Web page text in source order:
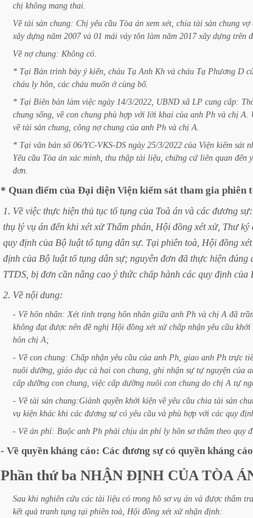
chị không mang thai.
Về tài sản chung: Chị yêu cầu Tòa án xem xét, chia tài sản chung vợ
xây dựng năm 2007 và 01 mái vảy tôn làm năm 2017 xây dựng trên
Về nợ chung: Không có.
* Tại Bản trình bày ý kiến, cháu Tạ Anh Kh và cháu Tạ Phương D
cháu ly hôn, các cháu muốn ở cùng bố.
* Tại Biên bản làm việc ngày 14/3/2022, UBND xã LP cung cấp:
chung sống, về con chung phù hợp với lời khai của anh Ph và chị A.
về tài sản chung, công nợ chung của anh Ph và chị A.
* Tại văn bản số 06/YC-VKS-DS ngày 25/3/2022 của Viện kiểm sát
Yêu cầu Tòa án xác minh, thu thập tài liệu, chứng cứ liên quan đến
đơn.
* Quan điểm của Đại diện Viện kiểm sát tham gia phiên
1. Về việc thực hiện thủ tục tố tụng của Toà án và các đương sự:
thụ lý vụ án đến khi xét xử Thẩm phán, Hội đồng xét xử, Thư ký
quy định của Bộ luật tố tụng dân sự. Tại phiên toà, Hội đồng xét
định của Bộ luật tố tụng dân sự; nguyên đơn đã thực hiện đúng
TTDS, bị đơn cần nâng cao ý thức chấp hành các quy định của
2. Về nội dung:
- Về hôn nhân: Xét tình trạng hôn nhân giữa anh Ph và chị A đã
không đạt được nên đề nghị Hội đồng xét xử chấp nhận yêu cầu khởi
hôn chị A;
- Về con chung: Chấp nhận yêu cầu của anh Ph, giao anh Ph trực
nuôi dưỡng, giáo dục cả hai con chung, ghi nhận sự tự nguyện của
cấp dưỡng con chung, việc cấp dưỡng nuôi con chung do chị A tự
- Về tài sản chung:Giành quyền khởi kiện về yêu cầu chia tài sản
vụ kiện khác khi các đương sự có yêu cầu và phù hợp với các quy
- Về án phí: Buộc anh Ph phải chịu án phí ly hôn sơ thẩm theo quy
- Về quyền kháng cáo: Các đương sự có quyền kháng cáo
Phần thứ ba NHẬN ĐỊNH CỦA TÒA
Sau khi nghiên cứu các tài liệu có trong hồ sơ vụ án và được thẩm tra
kết quả tranh tụng tại phiên toà, Hội đồng xét xử nhận định: